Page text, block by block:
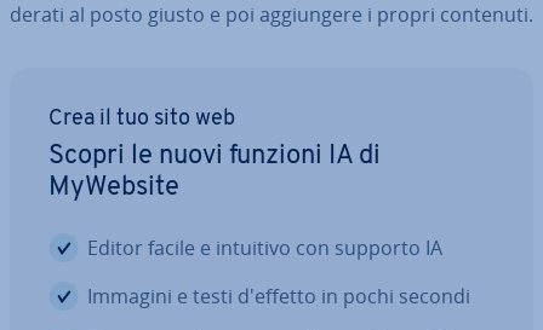
de­ra­ti al posto giusto e poi ag­giun­ge­re i propri contenuti.
Crea il tuo sito web
Scopri le nuovi funzioni IA di
MyWebsite
Editor facile e intuitivo con supporto IA
Immagini e testi d'effetto in pochi secondi